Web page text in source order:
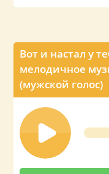
Вот и настал у
мелодичное
(мужской голос)